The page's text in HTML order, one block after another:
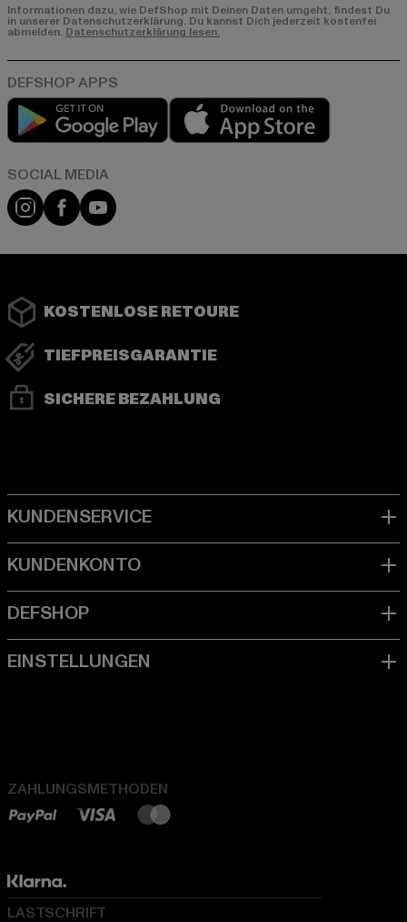
Informationen dazu, wie DefShop mit Deinen Daten umgeht, findest Du
in unserer Datenschutzerklärung. Du kannst Dich jederzeit kostenfei
abmelden. Datenschutzerklärung lesen.
Play market
Instagram
FacebookYouTube
KOSTENLOSE RETOURE
TIEFPREISGARANTIE
SICHERE BEZAHLUNG
ZAHLUNGSMETHODEN
LASTSCHRIFT